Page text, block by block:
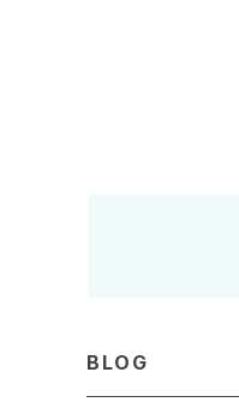
BLOG